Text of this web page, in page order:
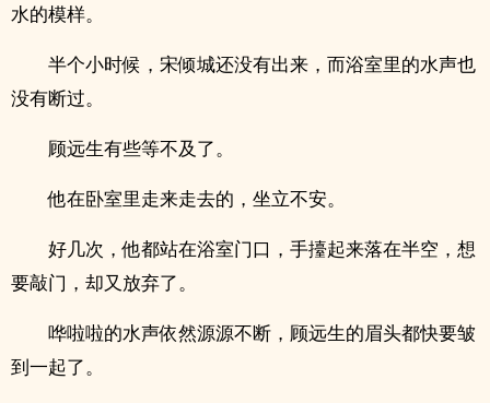
水的模样。
半个小时候，宋倾城还没有出来，而浴室里的水声也
没有断过。
顾远生有些等不及了。
他在卧室里走来走去的，坐立不安。
好几次，他都站在浴室门口，手擡起来落在半空，想
要敲门，却又放弃了。
哗啦啦的水声依然源源不断，顾远生的眉头都快要皱
到一起了。